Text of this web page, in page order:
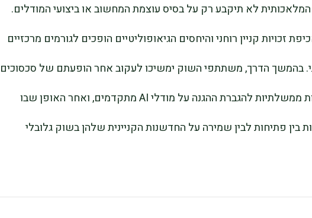
לא תיקבע רק על בסיס עוצמת המחשוב או ביצועי המודלים.
זכויות קניין רוחני והיחסים הגיאופוליטיים הופכים לגורמים מרכזיים
בהמשך הדרך, משתתפי השוק ימשיכו לעקוב אחר הופעתם של סכסוכים
דומים בענף, אחר יוזמות ממשלתיות להגברת ההגנה על מודלי AI מתקדמים, ואחר האופן שבו
בין פתיחות לבין שמירה על החדשנות הקניינית שלהן בשוק גלובלי